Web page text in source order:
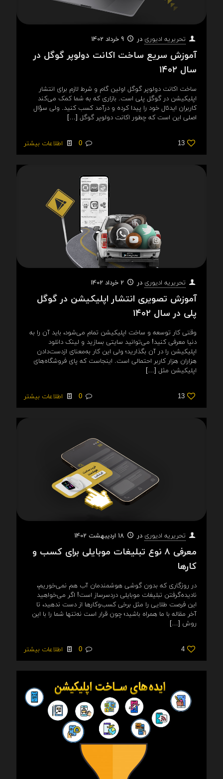
تحریریه ادیوری در 9 خرداد 1402
آموزش سریع ساخت اکانت دولوپر گوگل در
سال ۱۴۰۲ ‍
ساخت اکانت دولوپر گوگل اولین گام و شرط لازم برای انتشار
اپلیکیشن در گوگل پلی است. بازاری که به شما کمک می‌کند
کاربران ایدئال خود را پیدا کرده و درآمد کسب کنید. ولی سؤال
اصلی این است که چطور اکانت دولوپر گوگل […]
13
0 اطلاعات بیشتر
تحریریه ادیوری در 2 خرداد 1402
آموزش تصویری انتشار اپلیکیشن در گوگل
پلی در سال ۱۴۰۲
وقتی کار توسعه و ساخت اپلیکیشن تمام می‌شود، باید آن را به
دنیا معرفی کنید!‌ می‌توانید سایتی بسازید و لینک دانلود
اپلیکیشن را در آن بگذارید؛ ولی این کار به‌معنای ازدست‌دادن
هزاران هزار کاربر احتمالی است. اینجاست که پای فروشگاه‌های
اپلیکیشن مثل […]
13
0 اطلاعات بیشتر
تحریریه ادیوری در 18 اردیبهشت 1402
معرفی ۸ نوع تبلیغات موبایلی برای کسب و
کارها
در روزگاری که بدون گوشی‌ هوشمندمان آب هم نمی‌خوریم،
نادیده‌گرفتن تبلیغات موبایلی دردسرساز است! اگر می‌خواهید
این فرصت طلایی را مثل برخی کسب‌وکارها از دست ندهید، تا
آخر مقاله با ما همراه باشید؛ چون قرار است نه‌تنها شما را با این
روش […]
4
0 اطلاعات بیشتر